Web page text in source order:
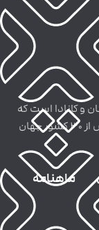
و کانادا است که
وجوه شما را با سرعت زیاد و به آسانی به بیش از 30 کشور جهان
ماهنامه